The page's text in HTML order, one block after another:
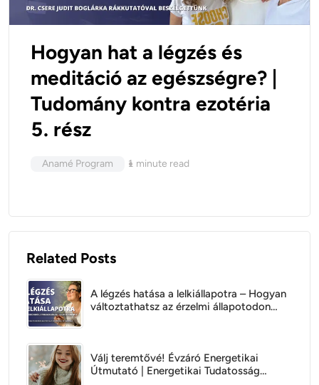
Hogyan hat a légzés és
meditáció az egészségre? |
Tudomány kontra ezotéria
5. rész
Anamé Program 1 minute read
Related Posts
A légzés hatása a lelkiállapotra – Hogyan
változtathatsz az érzelmi állapotodon
Válj teremtővé! Évzáró Energetikai
Útmutató | Energetikai Tudatosság